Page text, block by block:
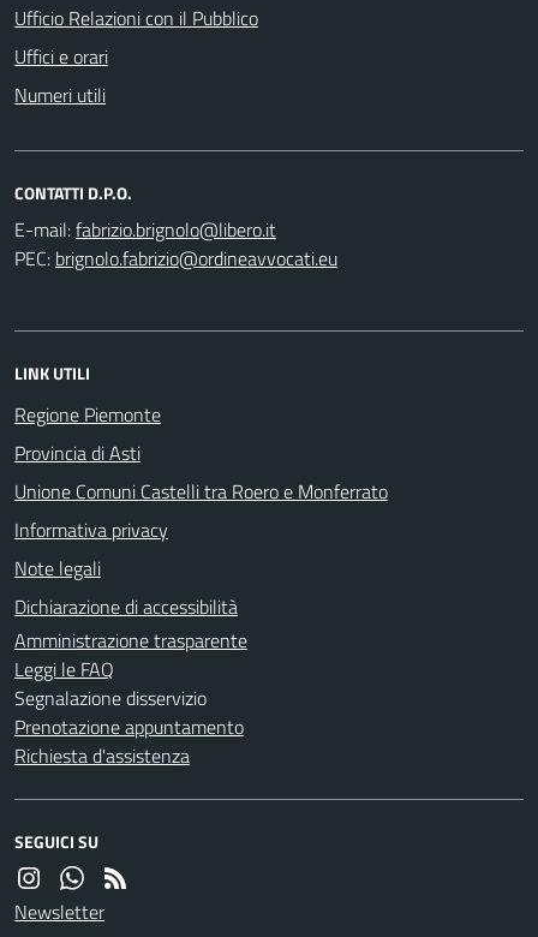
Ufficio Relazioni con il Pubblico
Uffici e orari
Numeri utili
CONTATTI D.P.O.
E-mail:
PEC:
LINK UTILI
Regione Piemonte
Provincia di Asti
Unione Comuni Castelli tra Roero e Monferrato
Informativa privacy
Note legali
Dichiarazione di accessibilità
Amministrazione trasparente
Leggi le FAQ
Segnalazione disservizio
Prenotazione appuntamento
Richiesta d'assistenza
SEGUICI SU
Newsletter